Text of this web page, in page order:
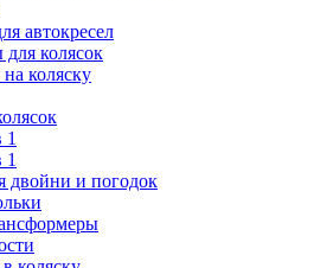
автокресел
для колясок
коляску
1
1
двойни и погодок